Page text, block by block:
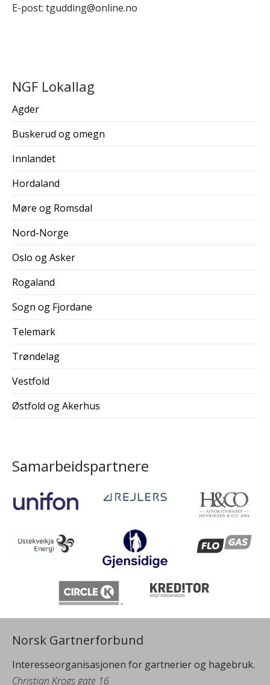
E-post: tgudding@online.no
NGF Lokallag
Agder
Buskerud og omegn
Innlandet
Hordaland
Møre og Romsdal
Nord-Norge
Oslo og Asker
Rogaland
Sogn og Fjordane
Telemark
Trøndelag
Vestfold
Østfold og Akerhus
Samarbeidspartnere
Norsk Gartnerforbund
Interesseorganisasjonen for gartnerier og hagebruk.
Christian Krogs gate 16